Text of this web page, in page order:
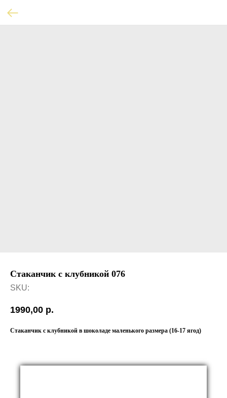
Стаканчик с клубникой 076
SKU:
1990,00 р.
Стаканчик с клубникой в шоколаде маленького размера (16-17 ягод)